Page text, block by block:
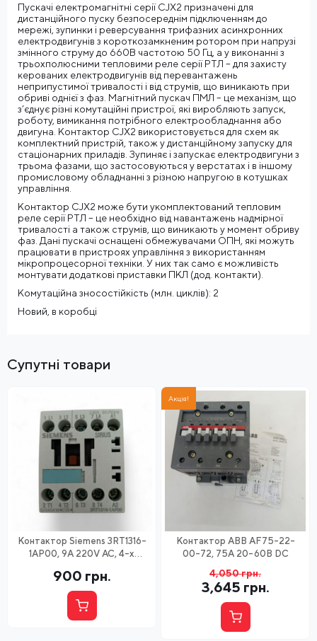
Пускачі електромагнітні серії CJX2 призначені для
дистанційного пуску безпосереднім підключенням до
мережі, зупинки і реверсування трифазних асинхронних
електродвигунів з короткозамкненим ротором при напрузі
змінного струму до 660В частотою 50 Гц, а у виконанні з
трьохполюсними тепловими реле серії РТЛ – для захисту
керованих електродвигунів від перевантажень
неприпустимої тривалості і від струмів, що виникають при
обриві однієї з фаз. Магнітний пускач ПМЛ – це механізм, що
з’єднує різні комутаційні пристрої, які виробляють запуск,
роботу, вимикання потрібного електрообладнання або
двигуна. Контактор CJX2 використовується для схем як
комплектний пристрій, також у дистанційному запуску для
стаціонарних приладів. Зупиняє і запускає електродвигуни з
трьома фазами, що застосовуються у верстатах і в іншому
промисловому обладнанні з різною напругою в котушках
управління.
Контактор CJX2 може бути укомплектований тепловим
реле серії РТЛ – це необхідно від навантажень надмірної
тривалості а також струмів, що виникають у момент обриву
фаз. Дані пускачі оснащені обмежувачами ОПН, які можуть
працювати в пристроях управління з використанням
мікропроцесорної техніки. У них так само є можливість
монтувати додаткові приставки ПКЛ (дод. контакти).
Комутаційна зносостійкість (млн. циклів): 2
Новий, в коробці
Супутні товари
Контактор Siemens 3RT1316-
1AP00, 9А 220V AC, 4-х
900 грн.
Акція!
Контактор ABB AF75-22-
00-72, 75А 20-60В DC
4,050грн.
3,645 грн.